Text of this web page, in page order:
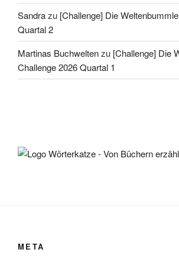
Sandrazu [Challenge] Die
Quartal 2
Martinas Buchweltenzu [Challenge] Die
Challenge 2026 Quartal 1
META